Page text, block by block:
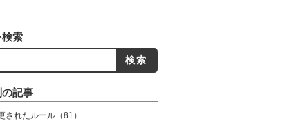
検索
の記事
されたルール （81）